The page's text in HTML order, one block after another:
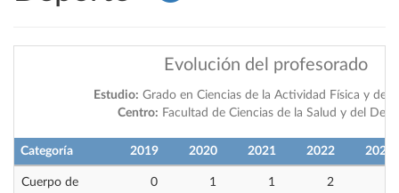
Evolución del profesorado
Estudio: Grado en Ciencias de la Actividad Física y del
Centro: Facultad de Ciencias de la Salud y del
Categoría 2019 2020 2021 2022 2023
Cuerpo de
0 1 1 2